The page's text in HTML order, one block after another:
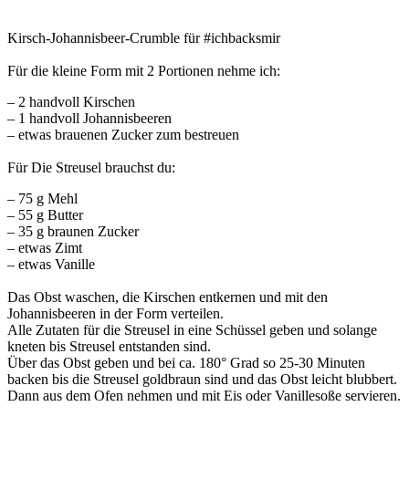
Kirsch-Johannisbeer-Crumble für #ichbacksmir
Für die kleine Form mit 2 Portionen nehme ich:
– 2 handvoll Kirschen
– 1 handvoll Johannisbeeren
– etwas brauenen Zucker zum bestreuen
Für Die Streusel brauchst du:
– 75 g Mehl
– 55 g Butter
– 35 g braunen Zucker
– etwas Zimt
– etwas Vanille
Das Obst waschen, die Kirschen entkernen und mit den
Johannisbeeren in der Form verteilen.
Alle Zutaten für die Streusel in eine Schüssel geben und solange
kneten bis Streusel entstanden sind.
Über das Obst geben und bei ca. 180° Grad so 25-30 Minuten
backen bis die Streusel goldbraun sind und das Obst leicht blubbert.
Dann aus dem Ofen nehmen und mit Eis oder Vanillesoße servieren.